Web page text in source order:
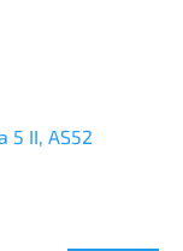
5 II, AS52